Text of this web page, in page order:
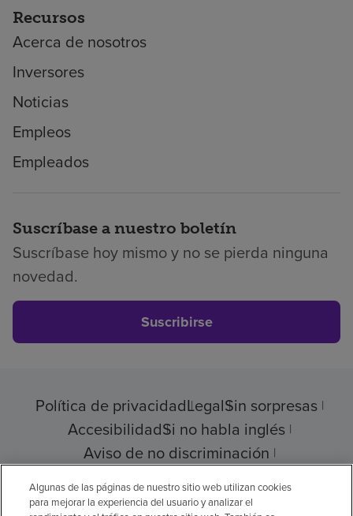
Recursos
Acerca de nosotros
Inversores
Noticias
Empleos
Empleados
Suscríbase a nuestro boletín
Suscríbase hoy mismo y no se pierda ninguna
novedad.
Suscribirse
Política de privacidadLegalSin sorpresas
AccesibilidadSi no habla inglés
Aviso de no discriminación
Cumplimiento de los proveedores
Algunas de las páginas de nuestro sitio web utilizan cookies
para mejorar la experiencia del usuario y analizar el